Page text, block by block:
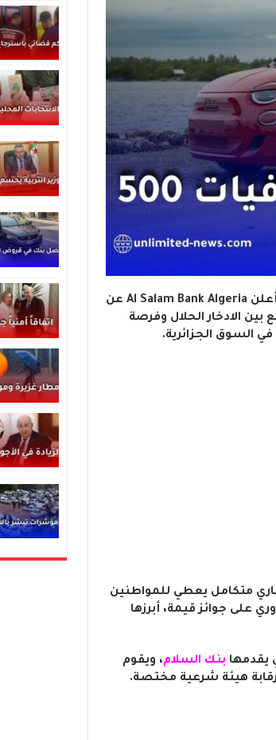
أخبار بلا حدود- في خطوة لقيت اهتمام كبير لدى الجزائريين، أعلن Al Salam Bank Algeria عن
الادخار الحلال وفرصة
متكامل يعطي للمواطنين
على جوائز قيمة، أبرزها
يقدمها بنك السلام، ويقوم
رقابة هيئة شرعية مختصة.